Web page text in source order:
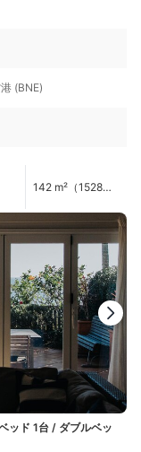
(BNE)
142 m²（1528
ッド 1台 / ダブルベッ